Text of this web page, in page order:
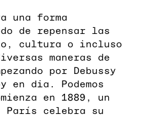
una forma
de repensar las
cultura o incluso
maneras de
por Debussy
dia. Podemos
en 1889, un
París celebra su